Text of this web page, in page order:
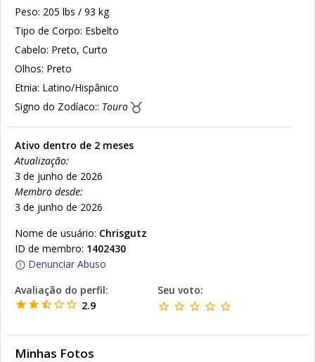
Peso: 205 lbs / 93 kg
Tipo de Corpo: Esbelto
Cabelo: Preto, Curto
Olhos: Preto
Etnia: Latino/Hispânico
Signo do Zodíaco:: Touro
Ativo dentro de 2 meses
Atualização:
3 de junho de 2026
Membro desde:
3 de junho de 2026
Nome de usuário: Chrisgutz
ID de membro: 1402430
Denunciar Abuso
Avaliação do perfil:
2.9
Seu voto:
Minhas Fotos